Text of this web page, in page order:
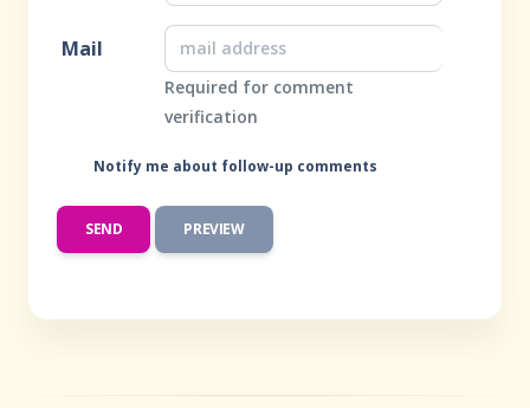
Mail
Required for comment
verification
Notify me about follow-up comments